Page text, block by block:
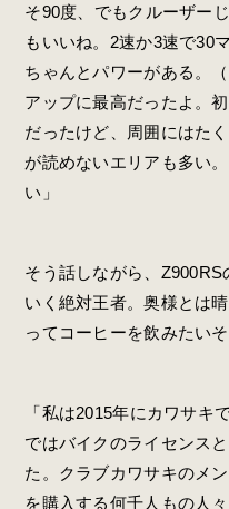
そ90度、でもクルーザー
もいいね。2速か3速で30
ちゃんとパワーがある。
アップに最高だったよ。
だったけど、周囲にはた
が読めないエリアも多い
い」
そう話しながら、
いく絶対王者。奥様とは
ってコーヒーを飲みたいそ
「私は2015年にカワサキ
ではバイクのライセンス
た。クラブカワサキのメ
を購入する何千人もの人